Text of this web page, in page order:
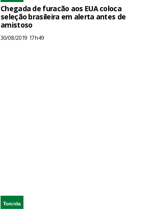
Chegada de furacão aos EUA coloca
seleção brasileira em alerta antes de
amistoso
30/08/2019 17h49
Torcida